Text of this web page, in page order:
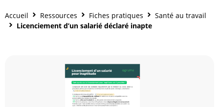
Accueil Ressources Fiches pratiques
Santé au travail
Licenciement d’un salarié déclaré inapte